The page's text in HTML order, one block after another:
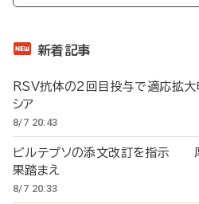
新着記事
RSV抗体の2回目投与で適応拡
シア
8/7 20:43
ビルテプソの添文改訂を指示
果踏まえ
8/7 20:33